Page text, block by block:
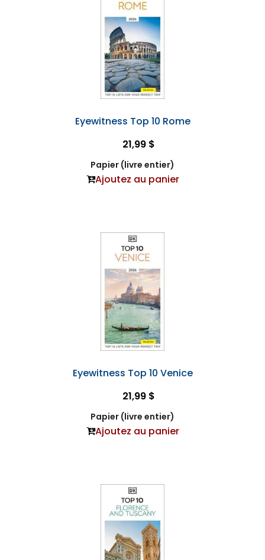
Eyewitness Top 10 Rome
21,99 $
Papier (livre entier)
Ajoutez au panier
Eyewitness Top 10 Venice
21,99 $
Papier (livre entier)
Ajoutez au panier